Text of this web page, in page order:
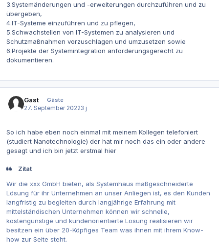
3.Systemänderungen und -erweiterungen durchzuführen und zu
übergeben,
4.IT-Systeme einzuführen und zu pflegen,
5.Schwachstellen von IT-Systemen zu analysieren und
Schutzmaßnahmen vorzuschlagen und umzusetzen sowie
6.Projekte der Systemintegration anforderungsgerecht zu
dokumentieren.
Gast
Gäste
27. September 20223 j
So ich habe eben noch einmal mit meinem Kollegen telefoniert
(studiert Nanotechnologie) der hat mir noch das ein oder andere
gesagt und ich bin jetzt erstmal hier
Zitat
Wir die xxx GmbH bieten, als Systemhaus maßgeschneiderte
Lösung für ihr Unternehmen an unser Anliegen ist, es den Kunden
langfristig zu begleiten durch langjährige Erfahrung mit
mittelständischen Unternehmen können wir schnelle,
kostengünstige und kundenorientierte Lösung realisieren wir
besitzen ein über 20-Köpfiges Team was ihnen mit ihrem Know-
how zur Seite steht.